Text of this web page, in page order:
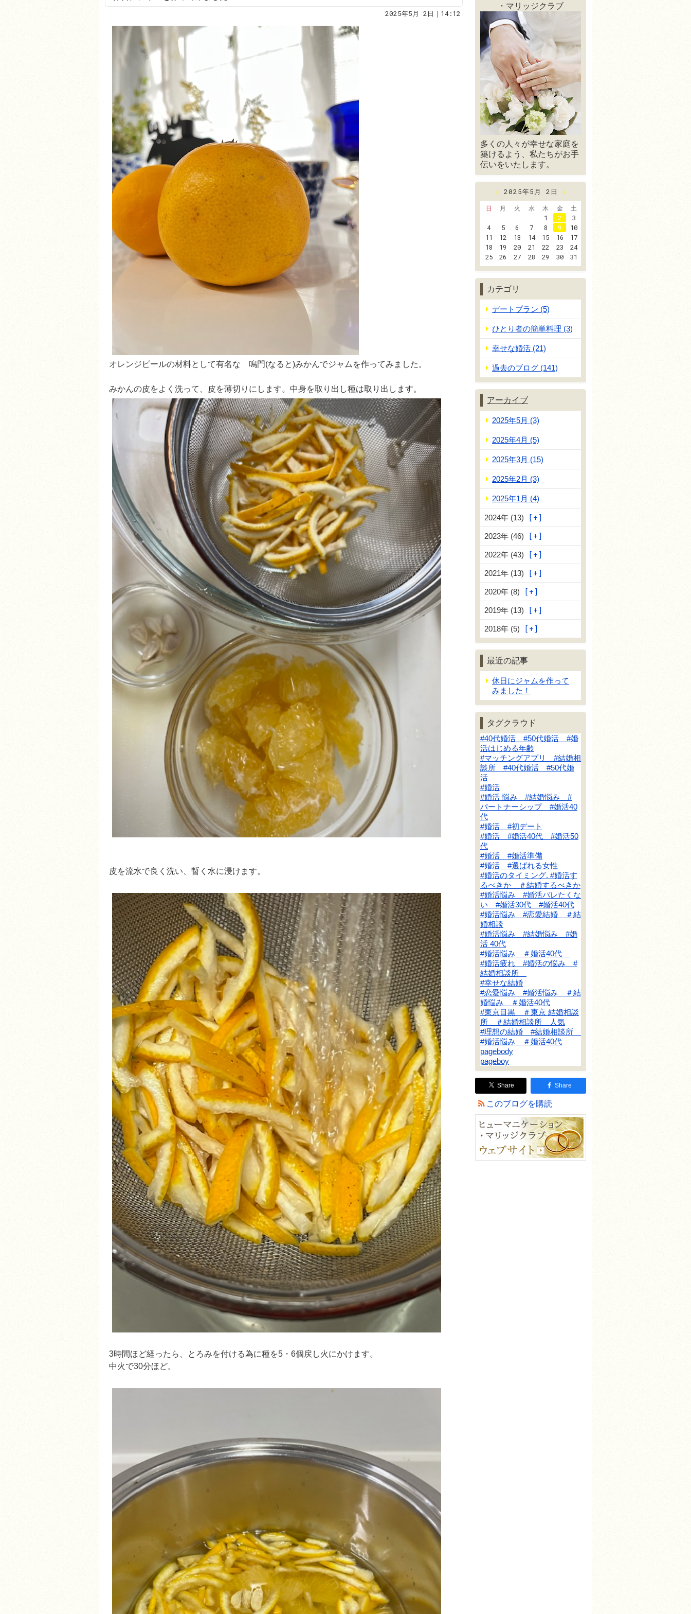
2025年5月 2日｜14:12
オレンジピールの材料として有名な 鳴門(なると)みかんでジャムを作ってみました。
みかんの皮をよく洗って、皮を薄切りにします。中身を取り出し種は取り出します。
皮を流水で良く洗い、暫く水に浸けます。
3時間ほど経ったら、とろみを付ける為に種を5・6個戻し火にかけます。
中火で30分ほど。
・マリッジクラブ
多くの人々が幸せな家庭を
築けるよう、私たちがお手
伝いをいたします。
« 2025年5月 2日
»
日
月 火 水 木 金
土
1
2
3
4
5 6 7 8 9
10
11
12 13 14 15 16
17
18
19 20 21 22 23
24
25
26 27 28 29 30 31
カテゴリ
デートプラン (5)
ひとり者の簡単料理 (3)
幸せな婚活 (21)
過去のブログ (141)
アーカイブ
2025年5月 (3)
2025年4月 (5)
2025年3月 (15)
2025年2月 (3)
2025年1月 (4)
2024年 (13)
2023年 (46)
2022年 (43)
2021年 (13)
2020年 (8)
2019年 (13)
2018年 (5)
最近の記事
休日にジャムを作って
みました！
タグクラウド
#40代婚活 #50代婚活 #婚
活はじめる年齢
#マッチングアプリ #結婚相
談所 #40代婚活 #50代婚
活
#婚活
#婚活 悩み #結婚悩み #
パートナーシップ #婚活40
代
#婚活 #初デート
#婚活 #婚活40代 #婚活50
代
#婚活 #婚活準備
#婚活 #選ばれる女性
#婚活のタイミング. #婚活す
るべきか ＃結婚するべきか
#婚活悩み #婚活バレたくな
い #婚活30代 #婚活40代
#婚活悩み #恋愛結婚 ＃結
婚相談
#婚活悩み #結婚悩み #婚
活 40代
#婚活悩み ＃婚活40代
#婚活疲れ #婚活の悩み #
結婚相談所
#幸せな結婚
#恋愛悩み #婚活悩み ＃結
婚悩み ＃婚活40代
#東京目黒 ＃東京 結婚相談
所 ＃結婚相談所 人気
#理想の結婚 #結婚相談所
#婚活悩み ＃婚活40代
pagebody
pageboy
Share Share
このブログを購読